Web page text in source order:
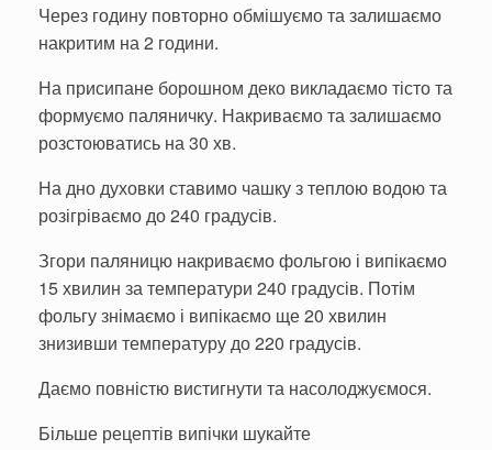
Через годину повторно обмішуємо та залишаємо
накритим на 2 години.
На присипане борошном деко викладаємо тісто та
формуємо паляничку. Накриваємо та залишаємо
розстоюватись на 30 хв.
На дно духовки ставимо чашку з теплою водою та
розігріваємо до 240 градусів.
Згори паляницю накриваємо фольгою і випікаємо
15 хвилин за температури 240 градусів. Потім
фольгу знімаємо і випікаємо ще 20 хвилин
знизивши температуру до 220 градусів.
Даємо повністю вистигнути та насолоджуємося.
Більше рецептів випічки шукайте